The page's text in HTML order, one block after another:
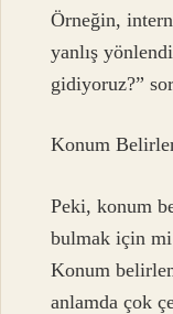
Örneğin,
yanlış
gidiyoruz?”
Konum
Peki, konum
bulmak için mi
Konum
anlamda çok